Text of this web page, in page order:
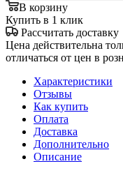
В корзину
Купить в 1 клик
Рассчитать доставку
Цена действительна
отличаться от цен в
Характеристики
Отзывы
Как купить
Оплата
Доставка
Дополнительно
Описание